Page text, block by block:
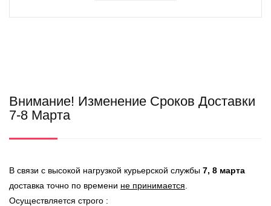
Внимание! Изменение Сроков Доставки
7-8 Марта
В связи с высокой нагрузкой курьерской службы 7, 8 марта
доставка точно по времени не принимается
Осуществляется строго :